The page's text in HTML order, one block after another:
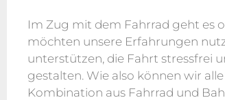
Im Zug mit dem Fahrrad geht es
möchten unsere Erfahrungen
unterstützen, die Fahrt stressfrei
gestalten. Wie also können wir
Kombination aus Fahrrad und